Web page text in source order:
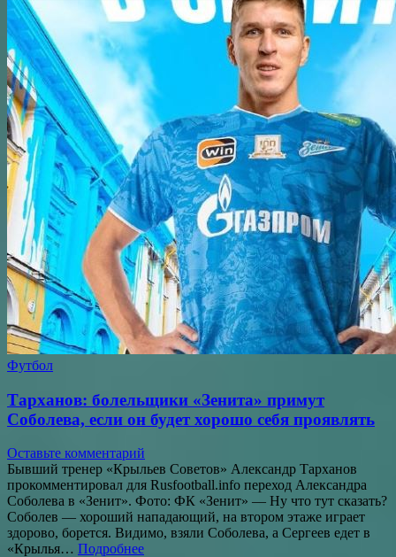
Футбол
Тарханов: болельщики «Зенита» примут
Соболева, если он будет хорошо себя проявлять
Оставьте комментарий
Бывший тренер «Крыльев Советов» Александр Тарханов
прокомментировал для Rusfootball.info переход Александра
Соболева в «Зенит». Фото: ФК «Зенит» — Ну что тут сказать?
Соболев — хороший нападающий, на втором этаже играет
здорово, борется. Видимо, взяли Соболева, а Сергеев едет в
«Крылья… Подробнее